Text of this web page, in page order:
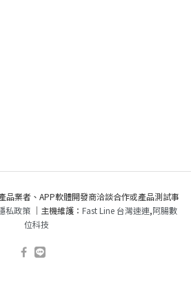
品業者、APP軟體開發商洽談合作或產品測試事
私政策｜主機維護： Fast Line 台灣速連,阿腸數
位科技